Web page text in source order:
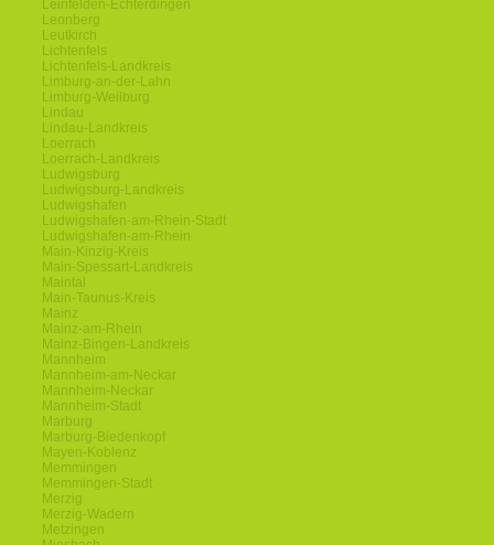
Leinfelden-Echterdingen
Leonberg
Leutkirch
Lichtenfels
Lichtenfels-Landkreis
Limburg-an-der-Lahn
Limburg-Weilburg
Lindau
Lindau-Landkreis
Loerrach
Loerrach-Landkreis
Ludwigsburg
Ludwigsburg-Landkreis
Ludwigshafen
Ludwigshafen-am-Rhein-Stadt
Ludwigshafen-am-Rhein
Main-Kinzig-Kreis
Main-Spessart-Landkreis
Maintal
Main-Taunus-Kreis
Mainz
Mainz-am-Rhein
Mainz-Bingen-Landkreis
Mannheim
Mannheim-am-Neckar
Mannheim-Neckar
Mannheim-Stadt
Marburg
Marburg-Biedenkopf
Mayen-Koblenz
Memmingen
Memmingen-Stadt
Merzig
Merzig-Wadern
Metzingen